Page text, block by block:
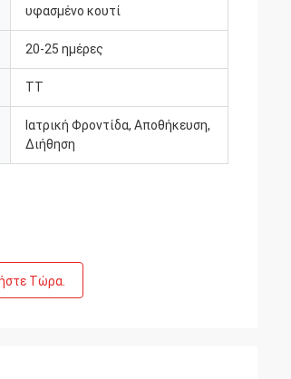
υφασμένο κουτί
20-25 ημέρες
TT
Ιατρική Φροντίδα, Αποθήκευση,
Διήθηση
Τώρα.